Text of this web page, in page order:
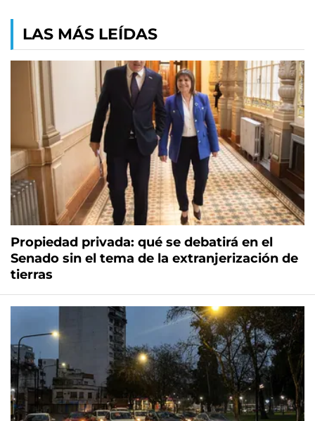
LAS MÁS LEÍDAS
Propiedad privada: qué se debatirá en el
Senado sin el tema de la extranjerización de
tierras